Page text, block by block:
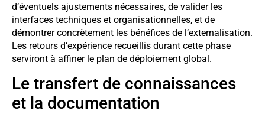
d’éventuels ajustements nécessaires, de valider les
interfaces techniques et organisationnelles, et de
démontrer concrètement les bénéfices de l’externalisation.
Les retours d’expérience recueillis durant cette phase
serviront à affiner le plan de déploiement global.
Le transfert de connaissances
et la documentation